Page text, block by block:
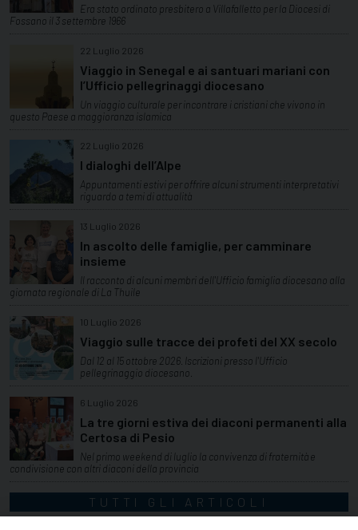
Era stato ordinato presbitero a Villafalletto per la Diocesi di
Fossano il 3 settembre 1966
22 Luglio 2026
Viaggio in Senegal e ai santuari mariani con
l’Ufficio pellegrinaggi diocesano
Un viaggio culturale per incontrare i cristiani che vivono in
questo Paese a maggioranza islamica
22 Luglio 2026
I dialoghi dell’Alpe
Appuntamenti estivi per offrire alcuni strumenti interpretativi
riguardo a temi di attualità
13 Luglio 2026
In ascolto delle famiglie, per camminare
insieme
Il racconto di alcuni membri dell'Ufficio famiglia diocesano alla
giornata regionale di La Thuile
10 Luglio 2026
Viaggio sulle tracce dei profeti del XX secolo
Dal 12 al 15 ottobre 2026. Iscrizioni presso l'Ufficio
pellegrinaggio diocesano.
6 Luglio 2026
La tre giorni estiva dei diaconi permanenti alla
Certosa di Pesio
Nel primo weekend di luglio la convivenza di fraternità e
condivisione con altri diaconi della provincia
TUTTI GLI ARTICOLI